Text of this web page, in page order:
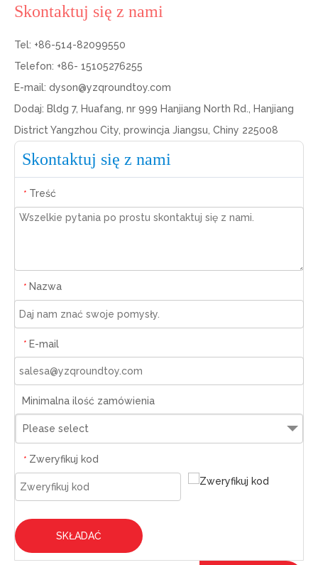
Skontaktuj się z nami
Tel: +86-514-82099550
Telefon: +86- 15105276255
E-mail: dyson@yzqroundtoy.com
Dodaj: Bldg 7, Huafang, nr 999 Hanjiang North Rd., Hanjiang
District Yangzhou City, prowincja Jiangsu, Chiny 225008
Skontaktuj się z nami
* Treść
* Nazwa
* E-mail
Minimalna ilość zamówienia
Please select
* Zweryfikuj kod
SKŁADAĆ